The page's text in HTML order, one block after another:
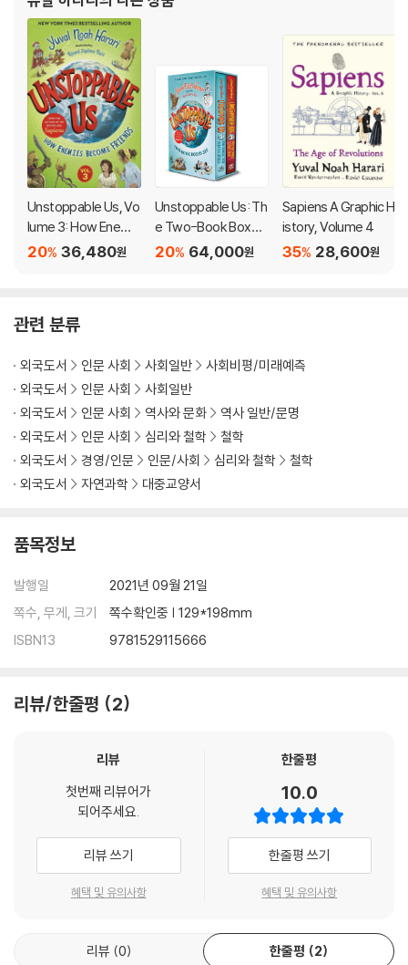
Includes:
SAPIENS
HOMO DEUS
21 LESSONS FOR THE 21ST CENTURY
These books are must haves for anyone interested in the hist
ory of humanity and the lessons we can learn from the past as
we prepare for our future.
These books have sold over 30 million copies in 60 languages
worldwide and they continue to take the world by storm.
ic intellectuals. He has a PhD from the University of Oxford an
d now lectures at the department of history, the Hebrew Univ
ersity of Jerusalem.
보스에서 열린 세계경제포럼에서 인
Unstoppable Us, Vo
lume 3: How Enemi
es Become Friends
36,480원
20%
Unstoppable Us: Th
e Two-Book Boxed
Set: How Humans T
64,000원
20%
Sapiens A Graphic H
istory, Volume 4
28,600원
35%
관련 분류
외국도서 인문 사회 사회일반
사회비평/미래예측
외국도서
인문 사회
사회일반
외국도서
인문 사회 역사와 문화
역사 일반/문명
외국도서
인문 사회 심리와 철학
철학
외국도서
경영/인문 인문/사회 심리와 철학
철학
외국도서
자연과학 대중교양서
품목정보
발행일
2021년 09월 21일
쪽수, 무게, 크기
쪽수확인중 | 129*198mm
ISBN13
9781529115666
리뷰/한줄평 2
리뷰
첫번째 리뷰어가
되어주세요.
리뷰 쓰기
혜택 및 유의사항
한줄평
10.0
한줄평 쓰기
혜택 및 유의사항
리뷰 0 한줄평 2